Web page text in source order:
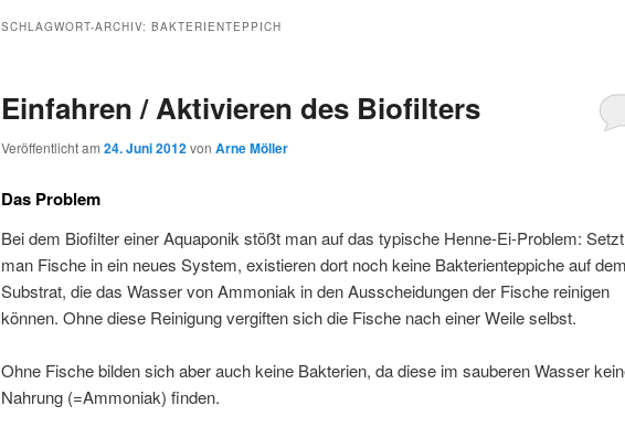
SCHLAGWORT-ARCHIV: BAKTERIENTEPPICH
Einfahren / Aktivieren des Biofilters
Veröffentlicht am 24. Juni 2012von Arne Möller
Das Problem
Bei dem Biofilter einer Aquaponik stößt man auf das typische Henne-Ei-Problem: Setzt
man Fische in ein neues System, existieren dort noch keine Bakterienteppiche auf dem
Substrat, die das Wasser von Ammoniak in den Ausscheidungen der Fische reinigen
können. Ohne diese Reinigung vergiften sich die Fische nach einer Weile selbst.
Ohne Fische bilden sich aber auch keine Bakterien, da diese im sauberen Wasser
Nahrung (=Ammoniak) finden.